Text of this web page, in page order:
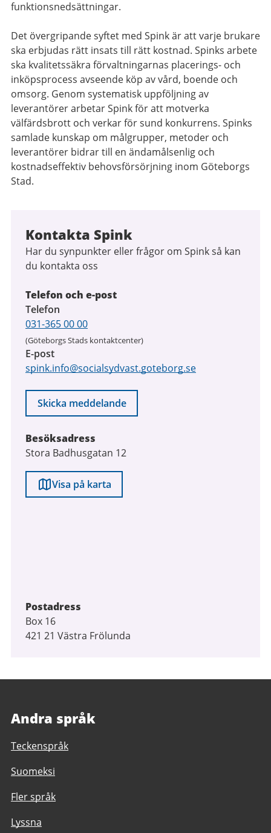
funktionsnedsättningar.
Det övergripande syftet med Spink är att varje brukare
ska erbjudas rätt insats till rätt kostnad. Spinks arbete
ska kvalitetssäkra förvaltningarnas placerings- och
inköpsprocess avseende köp av vård, boende och
omsorg. Genom systematisk uppföljning av
leverantörer arbetar Spink för att motverka
välfärdsbrott och verkar för sund konkurrens. Spinks
samlade kunskap om målgrupper, metoder och
leverantörer bidrar till en ändamålsenlig och
kostnadseffektiv behovsförsörjning inom Göteborgs
Stad.
Kontakta Spink
Har du synpunkter eller frågor om Spink så kan
du kontakta oss
Telefon och e-post
Telefon
031-365 00 00
(Göteborgs Stads kontaktcenter)
E-post
spink.info@socialsydvast.goteborg.se
Skicka meddelande
Besöksadress
Stora Badhusgatan 12
Visa på karta
Postadress
Box 16
421 21 Västra Frölunda
Andra språk
Teckenspråk
Suomeksi
Fler språk
Lyssna